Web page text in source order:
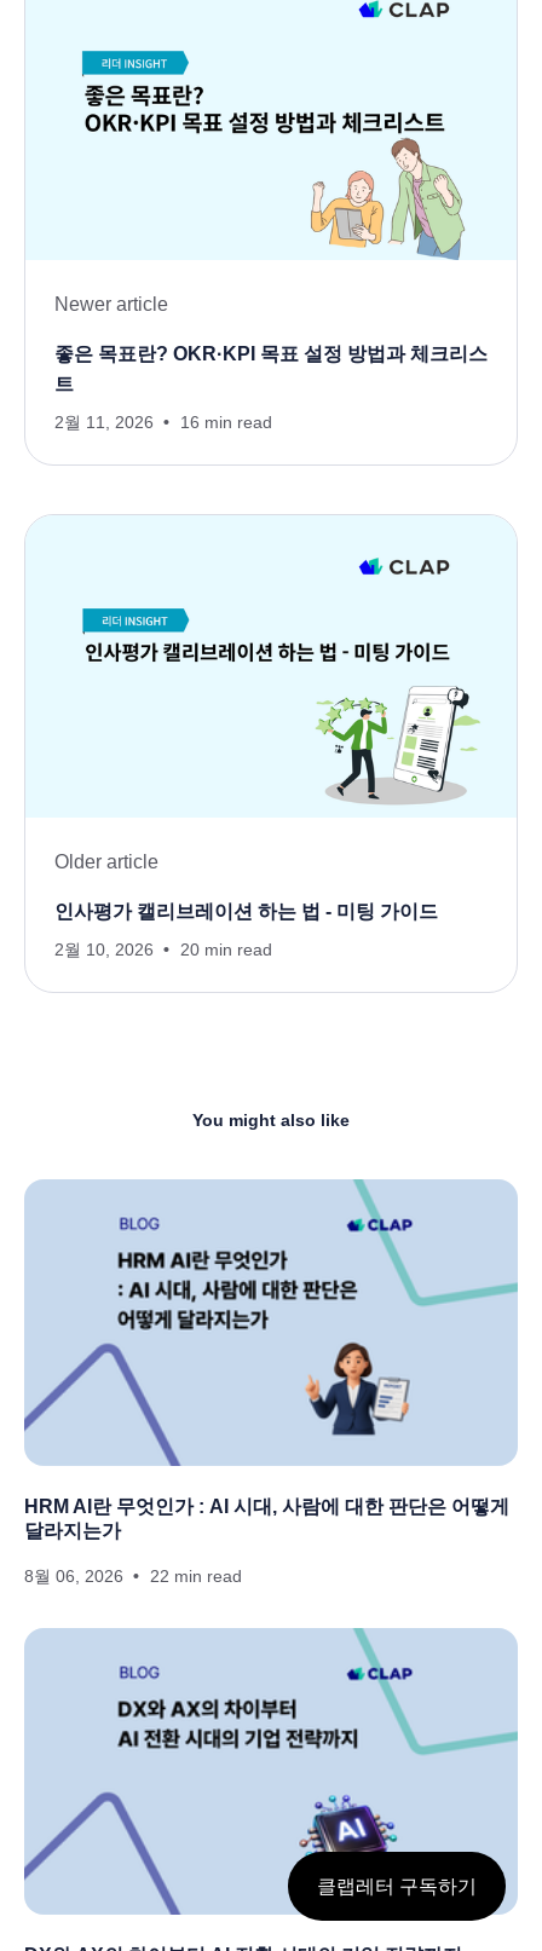
Newer article
좋은 목표란? OKR·KPI 목표 설정 방법과 체크리스
트
2월 11, 2026 16 min read
Older article
인사평가 캘리브레이션 하는 법 - 미팅 가이드
2월 10, 2026 20 min read
You might also like
HRM AI란 무엇인가 : AI 시대, 사람에 대한 판단은 어떻게
달라지는가
8월 06, 2026 22 min read
클랩레터 구독하기